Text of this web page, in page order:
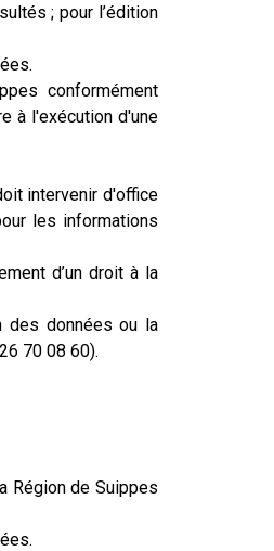
; pour l’édition
conformément
à l'exécution d'une
intervenir d'office
les informations
d’un droit à la
des données ou la
70 08 60).
Région de Suippes